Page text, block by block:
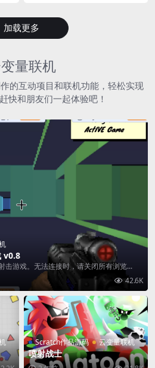
加载更多
量联机
的互动项目和联机功能，轻松实现
快和朋友们一起体验吧！
v0.8
游戏。无法连接时，请关闭所有浏览...
42.6K
Scratch作品源码 云变量联机
喷射战士